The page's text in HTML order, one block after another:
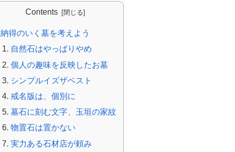
Contents
納得のいく墓を考えよう
自然石はやっぱりやめ
個人の趣味を反映したお墓
シンプルイズザベスト
戒名版は、個別に
墓石に刻む文字、玉垣の家紋
物置石は置かない
実力ある石材店が頼み